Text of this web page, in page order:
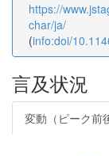
https://
char/ja/
(info:doi/
言及状況
変動（ピーク前